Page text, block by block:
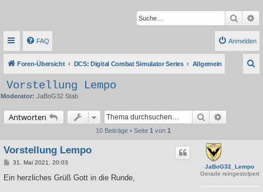
Suche
FAQ Anmelden
Foren-Übersicht DCS: Digital Combat Simulator Series Allgemein
Vorstellung Lempo
Moderator: JaBoG32 Stab
Antworten Suche
10 Beiträge • Seite 1 von 1
JaBoG32_Lempo
Gerade reingestolpert
Vorstellung Lempo
B
i
31. Mai 2021, 20:03
Ein herzliches Grüß Gott in die Runde,